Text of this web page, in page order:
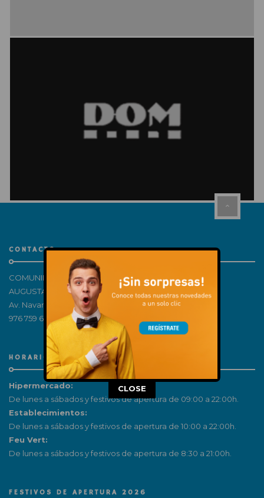
CONTACTO
COMUNIDAD DE PROPIETARIOS CENTRO COMERCIAL
AUGUSTA – H81512998
Av. Navarra, 180, 50011 Zaragoza
976 759 650
HORARIOS
Hipermercado:
De lunes a sábados y festivos de apertura de 09:00 a 22:00h.
Establecimientos:
De lunes a sábados y festivos de apertura de 10:00 a 22:00h.
Feu Vert:
De lunes a sábados y festivos de apertura de 8:30 a 21:00h.
FESTIVOS DE APERTURA 2026
This popup will close in:
CLOSE